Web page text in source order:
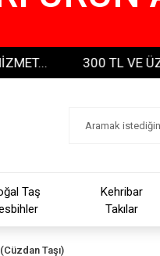
300 TL VE ÜZERİ
Taş
Kehribar
Takılar
Taşı)